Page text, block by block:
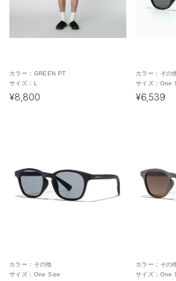
カラー： GREEN PT
サイズ： L
¥8,800
カラー： その
サイズ： One
¥6,539
カラー： その他
サイズ： One Size
カラー： その
サイズ： One